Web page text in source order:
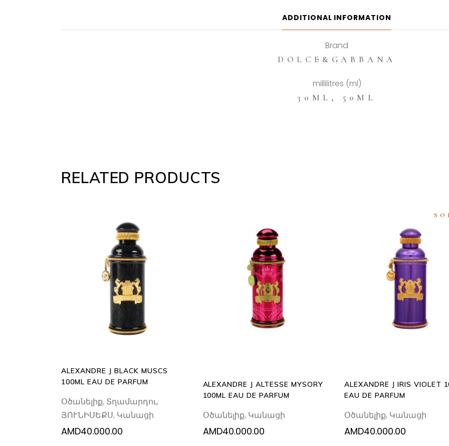
ADDITIONAL INFORMATION
Brand
DOLCE&GABBANA
millilitres (ml)
30ML , 50ML
RELATED PRODUCTS
ADD
TO
CART
ALEXANDRE J BLACK MUSCS
100ML EAU DE PARFUM
Օծանելիք, Տղամարդու,
ՅՈՒՆԻՍԵՔՍ, Կանացի
AMD40.000.00
ADD
TO
CART
ALEXANDRE J ALTESSE MYSORY
100ML EAU DE PARFUM
Օծանելիք, Կանացի
AMD40.000.00
READ
MORE
ALEXANDRE J IRIS VIOLET
EAU DE PARFUM
Օծանելիք, Կանացի
AMD40.000.00